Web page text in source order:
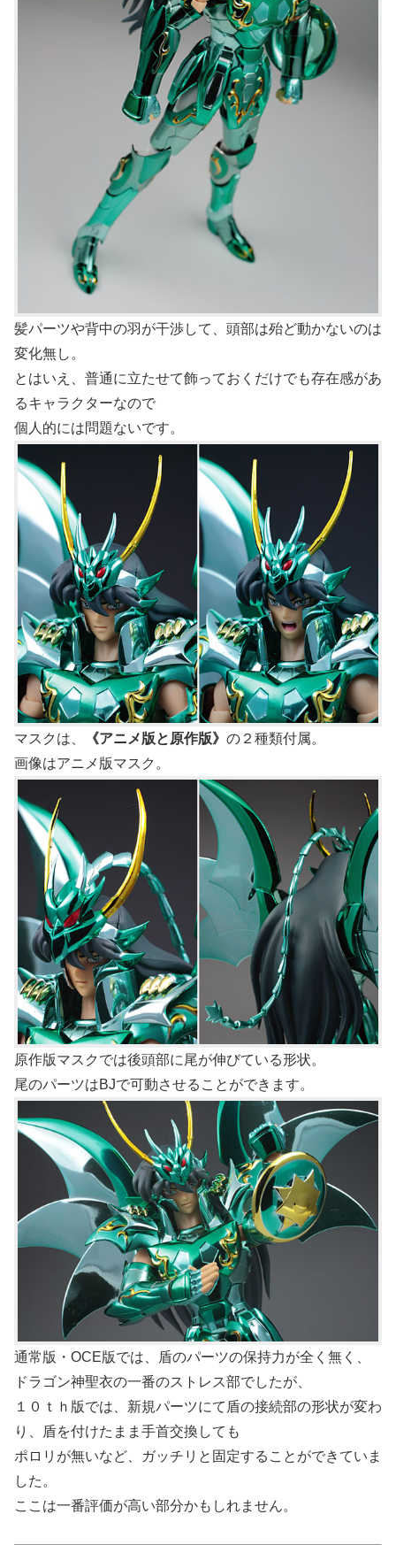
髪パーツや背中の羽が干渉して、頭部は殆ど動かないのは
変化無し。
とはいえ、普通に立たせて飾っておくだけでも存在感があ
るキャラクターなので
個人的には問題ないです。
マスクは、 《アニメ版と原作版》 の２種類付属。
画像はアニメ版マスク。
原作版マスクでは後頭部に尾が伸びている形状。
尾のパーツはBJで可動させることができます。
通常版・OCE版では、盾のパーツの保持力が全く無く、
ドラゴン神聖衣の一番のストレス部でしたが、
１０ｔｈ版では、新規パーツにて盾の接続部の形状が変わ
り、盾を付けたまま手首交換しても
ポロリが無いなど、ガッチリと固定することができていま
した。
ここは一番評価が高い部分かもしれません。